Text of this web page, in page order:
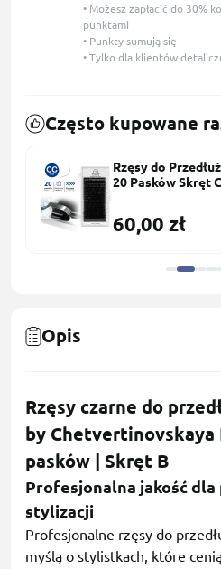
• Możesz zapłacić do 30%
punktami
• Punkty sumują się
• Tylko dla klientów
Często kupowane
Rzęsy do
20 Pasków Skręt
60,00 zł
Opis
Rzęsy czarne do
by Chetvertinovskaya
pasków | Skręt B
Profesjonalna jakość
stylizacji
Profesjonalne rzęsy do
myślą o stylistkach, które